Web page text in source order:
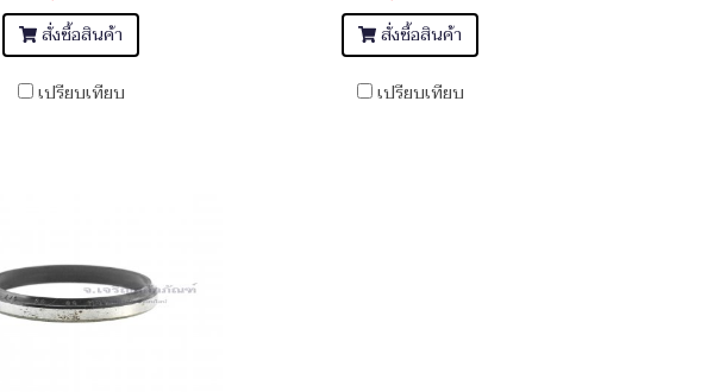
สั่งซื้อสินค้า
เปรียบเทียบ
สั่งซื้อสินค้า
เปรียบเทียบ